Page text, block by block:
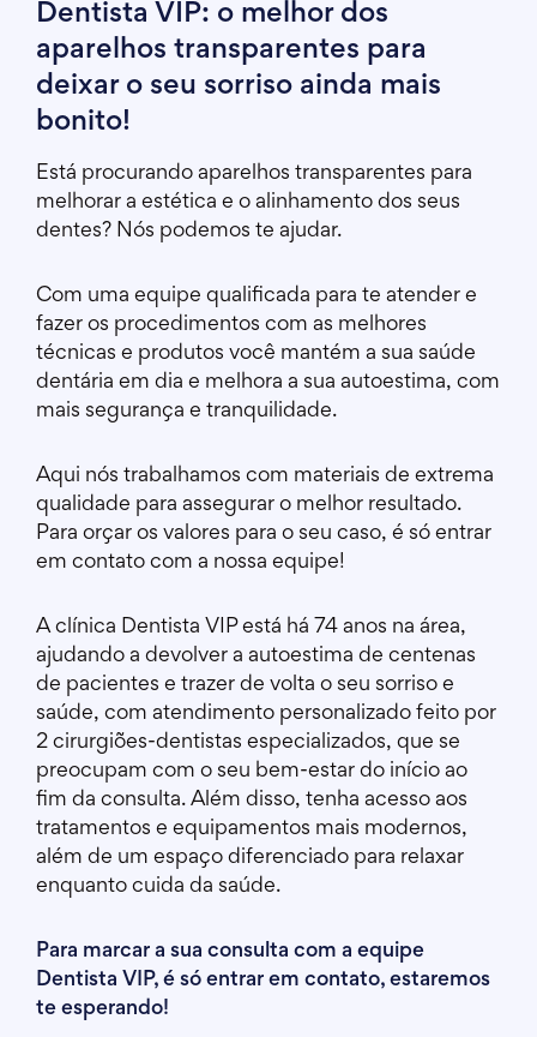
Dentista VIP: o melhor dos
aparelhos transparentes para
deixar o seu sorriso ainda mais
bonito!
Está procurando aparelhos transparentes para
melhorar a estética e o alinhamento dos seus
dentes? Nós podemos te ajudar.
Com uma equipe qualificada para te atender e
fazer os procedimentos com as melhores
técnicas e produtos você mantém a sua saúde
dentária em dia e melhora a sua autoestima, com
mais segurança e tranquilidade.
Aqui nós trabalhamos com materiais de extrema
qualidade para assegurar o melhor resultado.
Para orçar os valores para o seu caso, é só entrar
em contato com a nossa equipe!
A clínica Dentista VIP está há 74 anos na área,
ajudando a devolver a autoestima de centenas
de pacientes e trazer de volta o seu sorriso e
saúde, com atendimento personalizado feito por
2 cirurgiões-dentistas especializados, que se
preocupam com o seu bem-estar do início ao
fim da consulta. Além disso, tenha acesso aos
tratamentos e equipamentos mais modernos,
além de um espaço diferenciado para relaxar
enquanto cuida da saúde.
Para marcar a sua consulta com a equipe
Dentista VIP, é só entrar em contato, estaremos
te esperando!